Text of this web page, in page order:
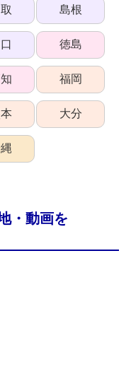
島根
徳島
福岡
大分
・動画を